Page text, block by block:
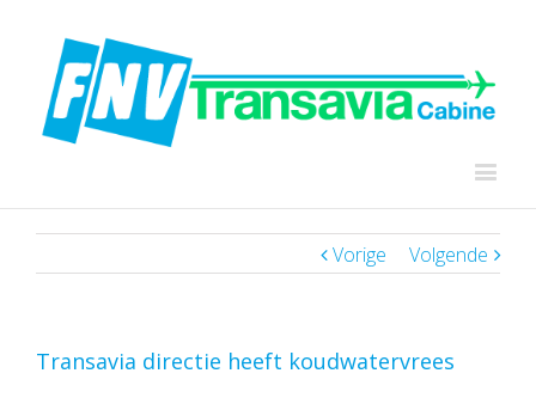
Vorige Volgende
Transavia directie heeft koudwatervrees